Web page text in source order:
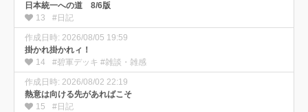
日本統一への道 8/6版
13
#日記
作成日時: 2026/08/05 19:59
掛かれ掛かれィ！
14
#碧軍デッキ #雑談・雑感
作成日時: 2026/08/02 22:19
熱意は向ける先があればこそ
15
#日記